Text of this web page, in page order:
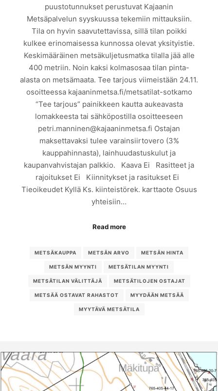
puustotunnukset perustuvat Kajaanin
Metsäpalvelun syyskuussa tekemiin mittauksiin.
Tila on hyvin saavutettavissa, sillä tilan poikki
kulkee erinomaisessa kunnossa olevat yksityistie.
Keskimääräinen metsäkuljetusmatka tilalla jää alle
400 metriin. Noin kaksi kolmasosaa tilan pinta-
alasta on metsämaata. Tee tarjous viimeistään 24.11.
osoitteessa kajaaninmetsa.fi/metsatilat-sotkamo
“Tee tarjous” painikkeen kautta aukeavasta
lomakkeesta tai sähköpostilla osoitteeseen
petri.manninen@kajaaninmetsa.fi Ostajan
maksettavaksi tulee varainsiirtovero (3%
kauppahinnasta), lainhuudastuskulut ja
kaupanvahvistajan palkkio. Kaava Ei Rasitteet ja
rajoitukset Ei Kiinnitykset ja rasitukset Ei
Tieoikeudet Kyllä Ks. kiinteistörek. karttaote Osuus
yhteisiin…
Read more
METSÄKAUPPA METSÄN ARVO METSÄN HINTA
METSÄN MYYNTI METSÄTILAN MYYNTI
METSÄTILAN VÄLITTÄJÄ METSÄTILOJEN OSTAJAT
METSÄÄ OSTAVAT RAHASTOT MYYDÄÄN METSÄÄ
MYYTÄVÄ METSÄTILA